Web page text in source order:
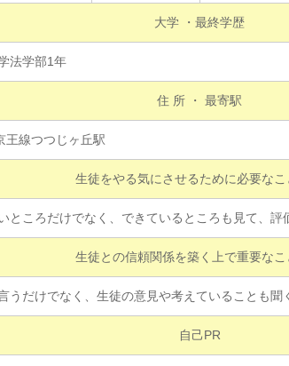
大学 ・最終学歴
法学部1年
住 所 ・ 最寄駅
線つつじヶ丘駅
生徒をやる気にさせるために必要なこ
ところだけでなく、できているところも見て、評
生徒との信頼関係を築く上で重要なこ
うだけでなく、生徒の意見や考えていることも聞
自己PR